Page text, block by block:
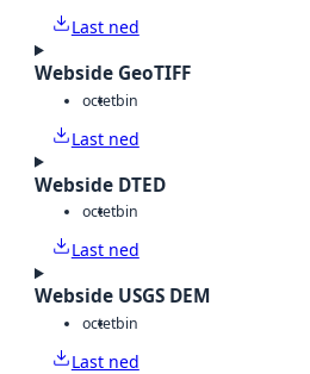
Last ned
Webside GeoTIFF
octetbin
Last ned
Webside DTED
octetbin
Last ned
Webside USGS DEM
octetbin
Last ned